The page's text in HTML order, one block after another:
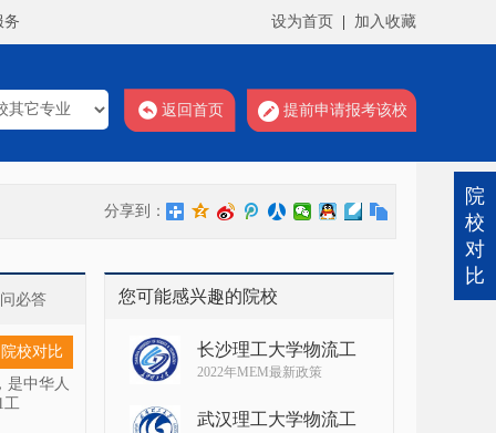
务 设为首页 加入收藏
返回首页 提前申请报考该校
院
校
对
比
分享到：
必答
院校对比
是中华人
工
您可能感兴趣的院校
长沙理工大学物流工
2022年MEM最新政策
武汉理工大学物流工